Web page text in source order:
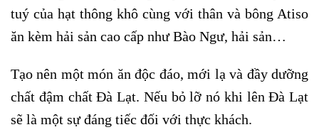
tuý của hạt thông khô cùng với thân và bông Atiso
ăn kèm hải sản cao cấp như Bào Ngư, hải sản…
Tạo nên một món ăn độc đáo, mới lạ và đầy dưỡng
chất đậm chất Đà Lạt. Nếu bỏ lỡ nó khi lên Đà Lạt
sẽ là một sự đáng tiếc đối với thực khách.